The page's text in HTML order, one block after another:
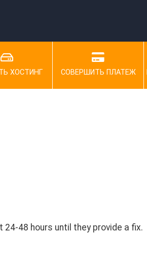
ХОСТИНГ СОВЕРШИТЬ ПЛАТЕЖ
48 hours until they provide a fix.